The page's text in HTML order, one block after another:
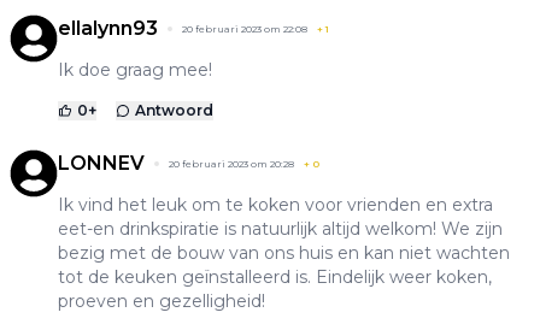
ellalynn93 20 februari 2023 om 22:08 +1
Ik doe graag mee!
0+ Antwoord
LONNEV 20 februari 2023 om 20:28 + 0
Ik vind het leuk om te koken voor vrienden en extra
eet-en drinkspiratie is natuurlijk altijd welkom! We zijn
bezig met de bouw van ons huis en kan niet wachten
tot de keuken geïnstalleerd is. Eindelijk weer koken,
proeven en gezelligheid!